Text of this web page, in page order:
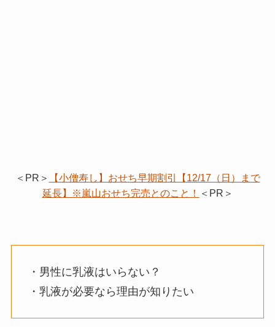
＜PR＞
【小僧寿し】おせち早期割引【12/17（日）まで
延長】※嵐山おせち完売とのこと！
＜PR＞
・男性に乳液はいらない？
・乳液が必要なら理由が知りたい